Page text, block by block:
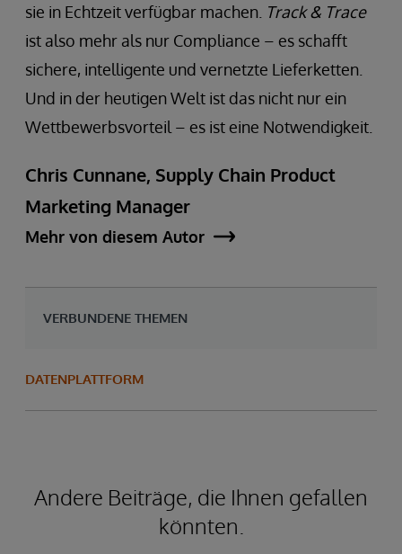
sie in Echtzeit verfügbar machen. Track & Trace
ist also mehr als nur Compliance – es schafft
sichere, intelligente und vernetzte Lieferketten.
Und in der heutigen Welt ist das nicht nur ein
Wettbewerbsvorteil – es ist eine Notwendigkeit.
Chris Cunnane, Supply Chain Product
Marketing Manager
Mehr von diesem Autor
VERBUNDENE THEMEN
DATENPLATTFORM
Andere Beiträge, die Ihnen gefallen
könnten.